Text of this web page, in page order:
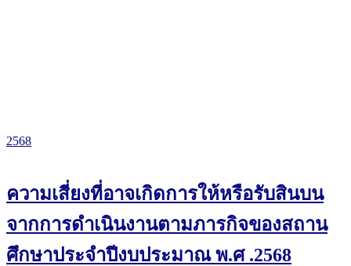
2568
ความเสี่ยงที่อาจเกิดการให้หรือรับสินบน
จากการดำเนินงานตามภารกิจของสถาน
ศึกษาประจำปีงบประมาณ พ.ศ .2568